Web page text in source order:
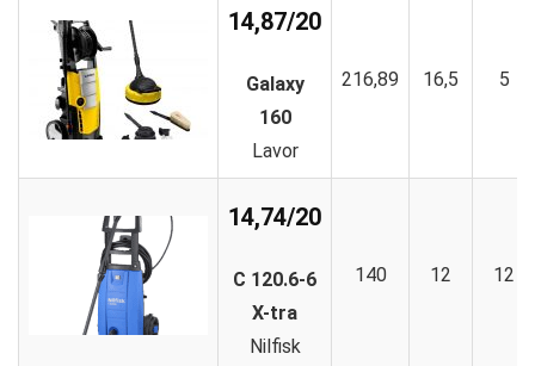
14,87/20
Galaxy
160
Lavor
216,89 16,5 5
14,74/20
C 120.6-6
X-tra
Nilfisk
140 12 12